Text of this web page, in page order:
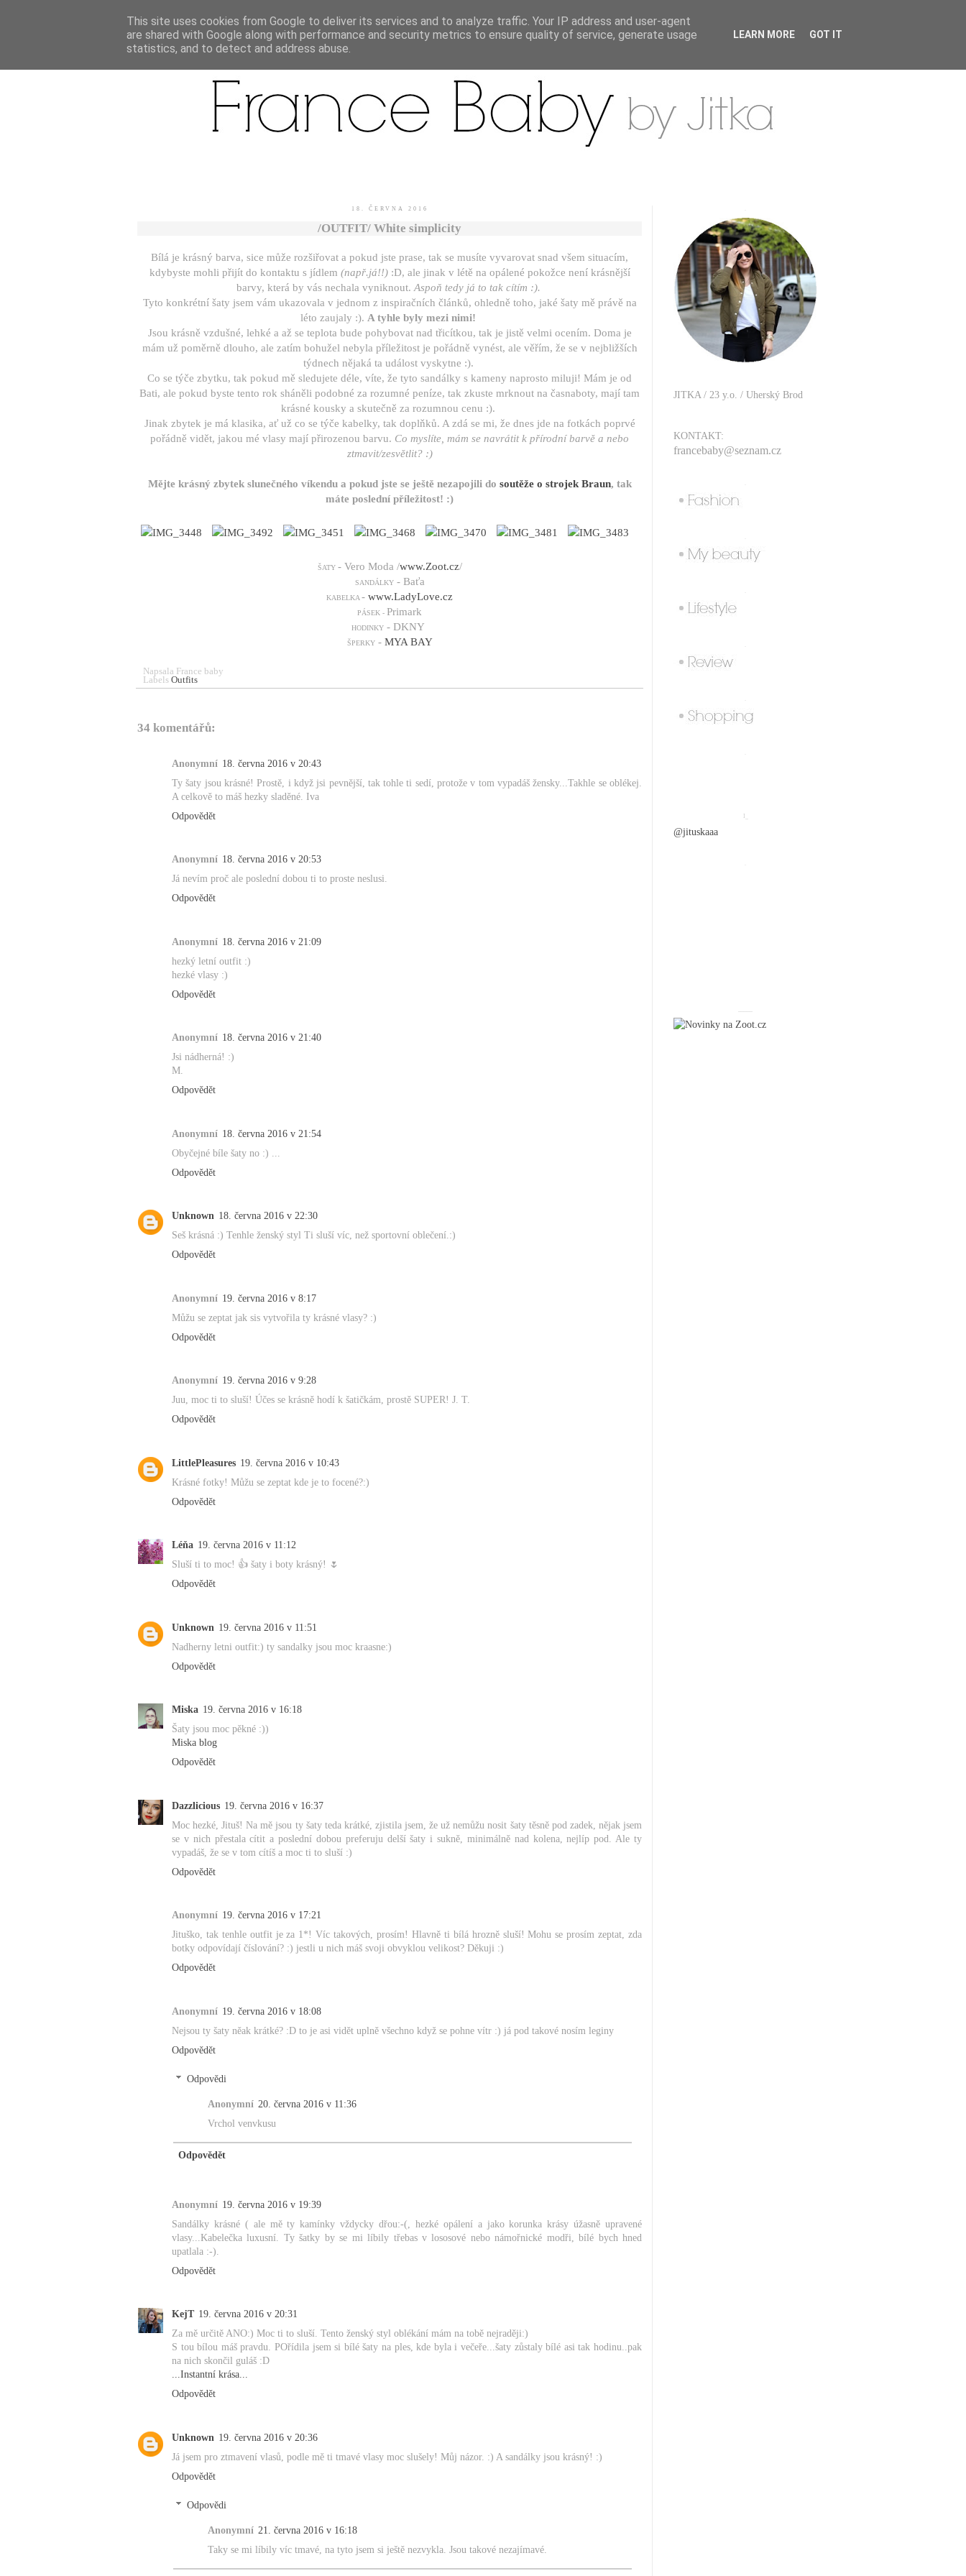
.
18. ČERVNA 2016
/OUTFIT/ White simplicity
Bílá je krásný barva, sice může rozšiřovat a pokud jste prase, tak se musíte vyvarovat snad všem situacím,
kdybyste mohli přijít do kontaktu s jídlem (např.já!!):D, ale jinak v létě na opálené pokožce není krásnější
barvy, která by vás nechala vyniknout. Aspoň tedy já to tak cítím :).
Tyto konkrétní šaty jsem vám ukazovala v jednom z inspiračních článků, ohledně toho, jaké šaty mě právě na
léto zaujaly :). A tyhle byly mezi nimi!
Jsou krásně vzdušné, lehké a až se teplota bude pohybovat nad třicítkou, tak je jistě velmi ocením. Doma je
mám už poměrně dlouho, ale zatím bohužel nebyla příležitost je pořádně vynést, ale věřím, že se v nejbližších
týdnech nějaká ta událost vyskytne :).
Co se týče zbytku, tak pokud mě sledujete déle, víte, že tyto sandálky s kameny naprosto miluji! Mám je od
Bati, ale pokud byste tento rok sháněli podobné za rozumné peníze, tak zkuste mrknout na časnaboty, mají tam
krásné kousky a skutečně za rozumnou cenu :).
Jinak zbytek je má klasika, ať už co se týče kabelky, tak doplňků. A zdá se mi, že dnes jde na fotkách poprvé
pořádně vidět, jakou mé vlasy mají přirozenou barvu. Co myslíte, mám se navrátit k přírodní barvě a nebo
ztmavit/zesvětlit? :)
Mějte krásný zbytek slunečného víkendu a pokud jste se ještě nezapojili do soutěže o strojek Braun, tak
máte poslední příležitost! :)
ŠATY - Vero Moda /www.Zoot.cz/
SANDÁLKY- Baťa
KABELKA - www.LadyLove.cz
PÁSEK - Primark
HODINKY - DKNY
ŠPERKY- MYA BAY
Napsala France baby
Labels Outfits
34 komentářů:
Anonymní 18. června 2016 v 20:43
Ty šaty jsou krásné! Prostě, i když jsi pevnější, tak tohle ti sedí, protože v tom vypadáš žensky...Takhle se oblékej.
A celkově to máš hezky sladěné. Iva
Odpovědět
Anonymní 18. června 2016 v 20:53
Já nevím proč ale poslední dobou ti to proste neslusi.
Odpovědět
Anonymní 18. června 2016 v 21:09
hezký letní outfit :)
hezké vlasy :)
Odpovědět
Anonymní 18. června 2016 v 21:40
Jsi nádherná! :)
M.
Odpovědět
Anonymní 18. června 2016 v 21:54
Obyčejné bíle šaty no :) ...
Odpovědět
Unknown 18. června 2016 v 22:30
Seš krásná :) Tenhle ženský styl Ti sluší víc, než sportovní oblečení.:)
Odpovědět
Anonymní 19. června 2016 v 8:17
Můžu se zeptat jak sis vytvořila ty krásné vlasy? :)
Odpovědět
Anonymní 19. června 2016 v 9:28
Juu, moc ti to sluší! Účes se krásně hodí k šatičkám, prostě SUPER! J. T.
Odpovědět
LittlePleasures 19. června 2016 v 10:43
Krásné fotky! Můžu se zeptat kde je to focené?:)
Odpovědět
Léňa 19. června 2016 v 11:12
Sluší ti to moc! 👍 šaty i boty krásný! 🌷
Odpovědět
Unknown 19. června 2016 v 11:51
Nadherny letni outfit:) ty sandalky jsou moc kraasne:)
Odpovědět
Miska 19. června 2016 v 16:18
Šaty jsou moc pěkné :))
Miska blog
Odpovědět
Dazzlicious 19. června 2016 v 16:37
Moc hezké, Jituš! Na mě jsou ty šaty teda krátké, zjistila jsem, že už nemůžu nosit šaty těsně pod zadek, nějak jsem
se v nich přestala cítit a poslední dobou preferuju delší šaty i sukně, minimálně nad kolena, nejlíp pod. Ale ty
vypadáš, že se v tom cítíš a moc ti to sluší :)
Odpovědět
Anonymní 19. června 2016 v 17:21
Jituško, tak tenhle outfit je za 1*! Víc takových, prosím! Hlavně ti bílá hrozně sluší! Mohu se prosím zeptat, zda
botky odpovídají číslování? :) jestli u nich máš svoji obvyklou velikost? Děkuji :)
Odpovědět
Anonymní 19. června 2016 v 18:08
Nejsou ty šaty něak krátké? :D to je asi vidět uplně všechno když se pohne vítr :) já pod takové nosím leginy
Odpovědět
Odpovědi
Anonymní 20. června 2016 v 11:36
Vrchol venvkusu
Odpovědět
Anonymní 19. června 2016 v 19:39
Sandálky krásné ( ale mě ty kamínky vždycky dřou:-(, hezké opálení a jako korunka krásy úžasně upravené
vlasy...Kabelečka luxusní. Ty šatky by se mi líbily třebas v lososové nebo námořnické modři, bílé bych hned
upatlala :-).
Odpovědět
KejT 19. června 2016 v 20:31
Za mě určitě ANO:) Moc ti to sluší. Tento ženský styl oblékání mám na tobě nejraději:)
S tou bílou máš pravdu. POřídila jsem si bílé šaty na ples, kde byla i večeře...šaty zůstaly bílé asi tak hodinu..pak
na nich skončil guláš :D
...Instantní krása...
Odpovědět
Unknown 19. června 2016 v 20:36
Já jsem pro ztmavení vlasů, podle mě ti tmavé vlasy moc slušely! Můj názor. :) A sandálky jsou krásný! :)
Odpovědět
Odpovědi
Anonymní 21. června 2016 v 16:18
Taky se mi líbily víc tmavé, na tyto jsem si ještě nezvykla. Jsou takové nezajímavé.
JITKA / 23 y.o. / Uherský Brod
KONTAKT:
francebaby@seznam.cz
@jituskaaa
This site uses cookies from Google to deliver its services and to analyze traffic. Your IP address and user-agent
are shared with Google along with performance and security metrics to ensure quality of service, generate usage
statistics, and to detect and address abuse.
LEARN MORE GOT IT